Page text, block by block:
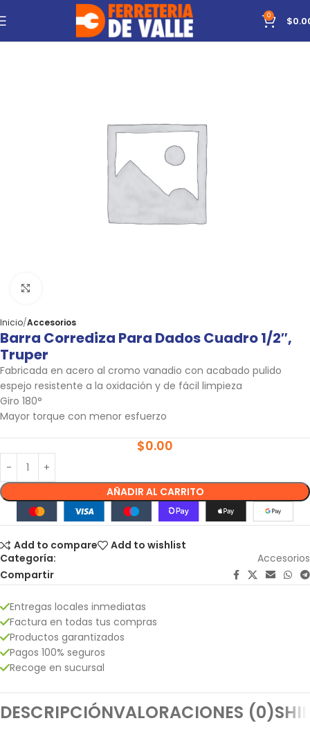
0 $
Inicio Accesorios
Barra Corrediza Para Dados Cuadro 1/2″,
Truper
Fabricada en acero al cromo vanadio con acabado pulido
espejo resistente a la oxidación y de fácil limpieza
Giro 180°
Mayor torque con menor esfuerzo
$0.00
AÑADIR AL CARRITO
Add to compare
Add to wishlist
Categoría:
Accesorios
Compartir
Entregas locales inmediatas
Factura en todas tus compras
Productos garantizados
Pagos 100% seguros
Recoge en sucursal
DESCRIPCIÓNVALORACIONES (0)